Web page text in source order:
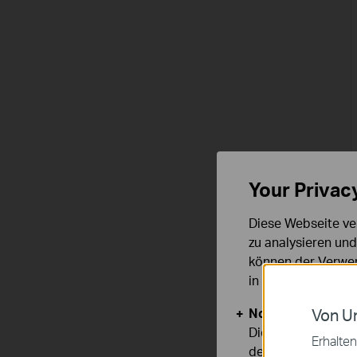
Von
Your
Diese Webseite
zu analysieren
können der
in unseren
Notwendige
Diese Cookies
deaktiviert werden.